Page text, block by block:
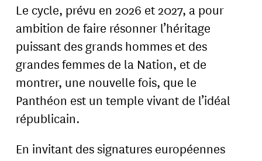
Le cycle, prévu en 2026 et 2027, a pour
ambition de faire résonner l’héritage
puissant des grands hommes et des
grandes femmes de la Nation, et de
montrer, une nouvelle fois, que le
Panthéon est un temple vivant de l’idéal
républicain.
En invitant des signatures européennes